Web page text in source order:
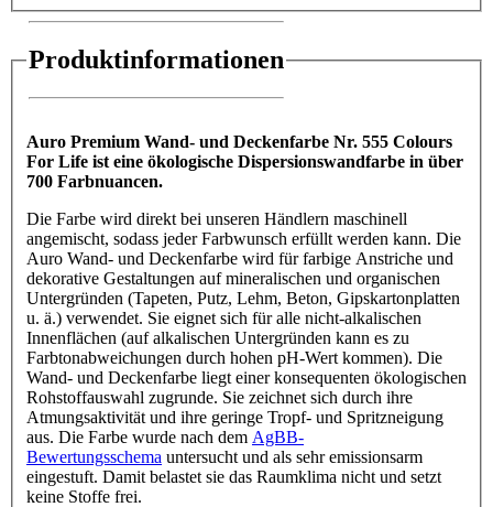
Produktinformationen
Auro Premium Wand- und Deckenfarbe Nr. 555 Colours
For Life ist eine ökologische Dispersionswandfarbe in über
700 Farbnuancen.
Die Farbe wird direkt bei unseren Händlern maschinell
angemischt, sodass jeder Farbwunsch erfüllt werden kann. Die
Auro Wand- und Deckenfarbe wird für farbige Anstriche und
dekorative Gestaltungen auf mineralischen und organischen
Untergründen (Tapeten, Putz, Lehm, Beton, Gipskartonplatten
u. ä.) verwendet. Sie eignet sich für alle nicht-alkalischen
Innenflächen (auf alkalischen Untergründen kann es zu
Farbtonabweichungen durch hohen pH-Wert kommen). Die
Wand- und Deckenfarbe liegt einer konsequenten ökologischen
Rohstoffauswahl zugrunde. Sie zeichnet sich durch ihre
Atmungsaktivität und ihre geringe Tropf- und Spritzneigung
aus. Die Farbe wurde nach dem AgBB-
Bewertungsschema untersucht und als sehr emissionsarm
eingestuft. Damit belastet sie das Raumklima nicht und setzt
keine Stoffe frei.